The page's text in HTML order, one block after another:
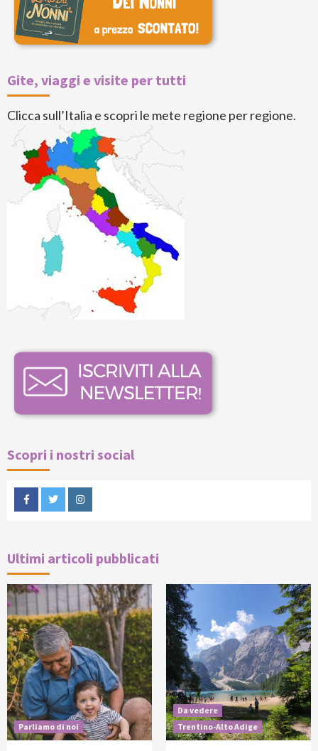
Gite, viaggi e visite per tutti
Clicca sull’Italia e scopri le mete regione per regione.
Scopri i nostri social
FacebookTwitterInstagram
Ultimi articoli pubblicati
Parliamo di noi
Da vedere
Trentino-Alto Adige